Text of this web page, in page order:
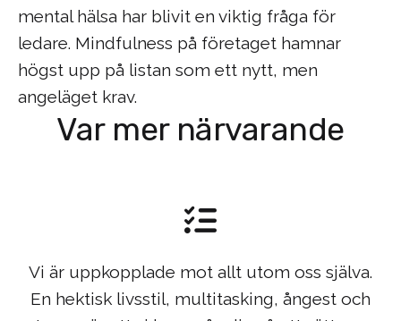
mental hälsa har blivit en viktig fråga för
ledare. Mindfulness på företaget hamnar
högst upp på listan som ett nytt, men
angeläget krav.
Var mer närvarande
Vi är uppkopplade mot allt utom oss själva.
En hektisk livsstil, multitasking, ångest och